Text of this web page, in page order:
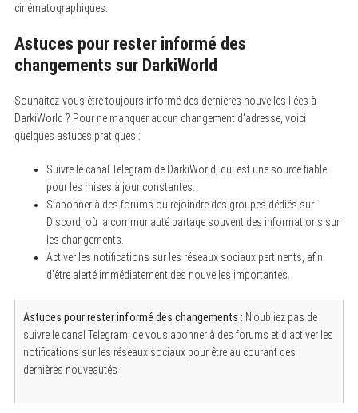
cinématographiques.
Astuces pour rester informé des
changements sur DarkiWorld
Souhaitez-vous être toujours informé des dernières nouvelles liées à
DarkiWorld ? Pour ne manquer aucun changement d’adresse, voici
quelques astuces pratiques :
Suivre le canal Telegram de DarkiWorld, qui est une source fiable
pour les mises à jour constantes.
S’abonner à des forums ou rejoindre des groupes dédiés sur
Discord, où la communauté partage souvent des informations sur
les changements.
Activer les notifications sur les réseaux sociaux pertinents, afin
d’être alerté immédiatement des nouvelles importantes.
Astuces pour rester informé des changements : N’oubliez pas de
suivre le canal Telegram, de vous abonner à des forums et d’activer les
notifications sur les réseaux sociaux pour être au courant des
dernières nouveautés !